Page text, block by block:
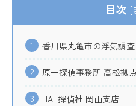
目次 [
1 香川県丸亀市の浮気調
2 原一探偵事務所 高松拠
3 HAL探偵社 岡山支店